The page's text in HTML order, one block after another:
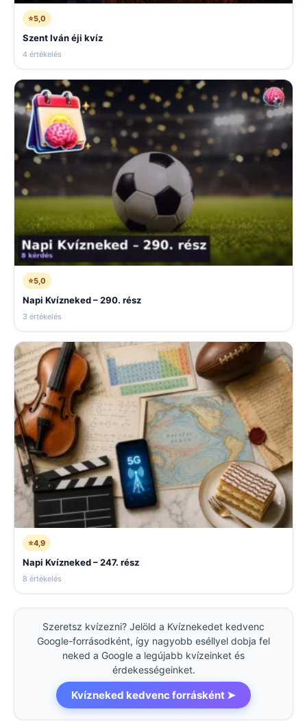
⭐5,0
Szent Iván éji kvíz
4 értékelés
⭐5,0
Napi Kvízneked – 290. rész
3 értékelés
⭐4,9
Napi Kvízneked – 247. rész
8 értékelés
Szeretsz kvízezni? Jelöld a Kvíznekedet kedvenc
Google-forrásodként, így nagyobb eséllyel dobja fel
neked a Google a legújabb kvízeinket és
érdekességeinket.
Kvízneked kedvenc forrásként ➤